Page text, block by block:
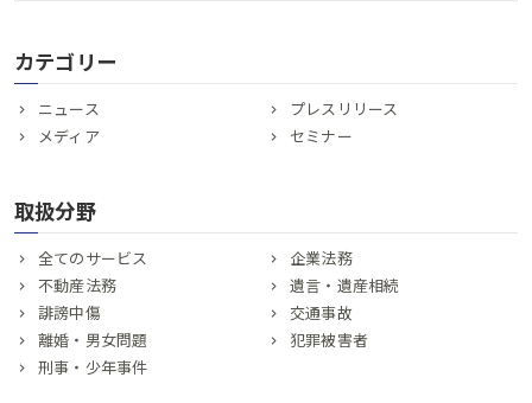
カテゴリー
ニュース
プレスリリース
メディア
セミナー
取扱分野
全てのサービス
企業法務
不動産法務
遺言・遺産相続
誹謗中傷
交通事故
離婚・男女問題
犯罪被害者
刑事・少年事件